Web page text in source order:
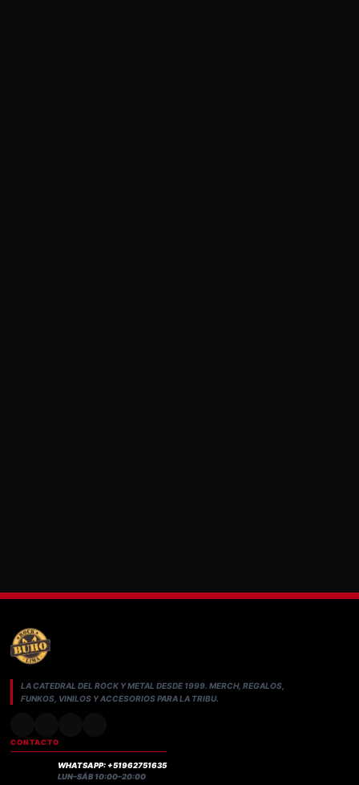
LA CATEDRAL DEL ROCK Y METAL DESDE 1999. MERCH, REGALOS,
FUNKOS, VINILOS Y ACCESORIOS PARA LA TRIBU.
CONTACTO
WHATSAPP: +51962751635
LUN–SÁB 10:00–20:00